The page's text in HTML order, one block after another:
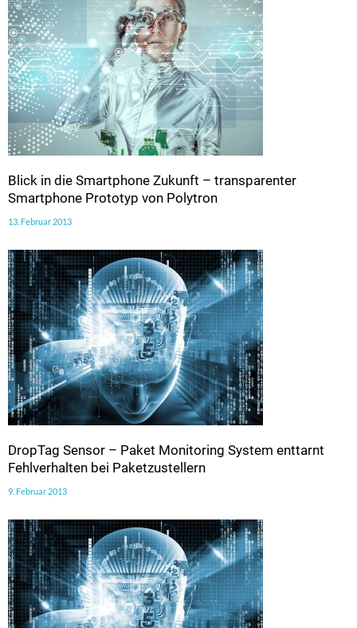
Blick in die Smartphone Zukunft – transparenter
Smartphone Prototyp von Polytron
13. Februar 2013
DropTag Sensor – Paket Monitoring System enttarnt
Fehlverhalten bei Paketzustellern
9. Februar 2013